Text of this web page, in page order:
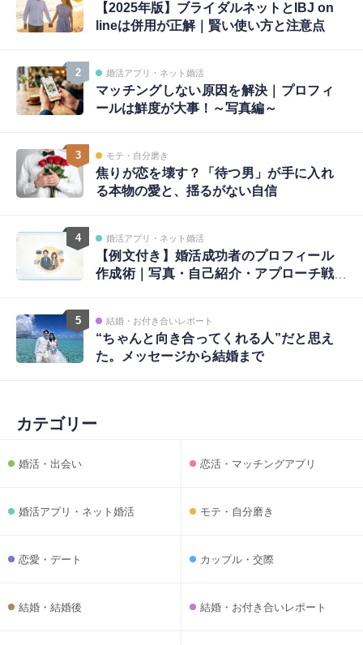
【2025年版】ブライダルネットとIBJ on
lineは併用が正解｜賢い使い方と注意点
2 婚活アプリ・ネット婚活
マッチングしない原因を解決｜プロフィ
ールは鮮度が大事！～写真編～
3 モテ・自分磨き
焦りが恋を壊す？「待つ男」が手に入れ
る本物の愛と、揺るがない自信
4 婚活アプリ・ネット婚活
【例文付き】婚活成功者のプロフィール
作成術｜写真・自己紹介・アプローチ戦
5 結婚・お付き合いレポート
“ちゃんと向き合ってくれる人”だと思え
た。メッセージから結婚まで
カテゴリー
婚活・出会い 恋活・マッチングアプリ
婚活アプリ・ネット婚活 モテ・自分磨き
恋愛・デート カップル・交際
結婚・結婚後 結婚・お付き合いレポート